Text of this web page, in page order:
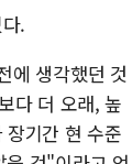
.
에 생각했던 것
다 더 오래, 높
기간 현 수준